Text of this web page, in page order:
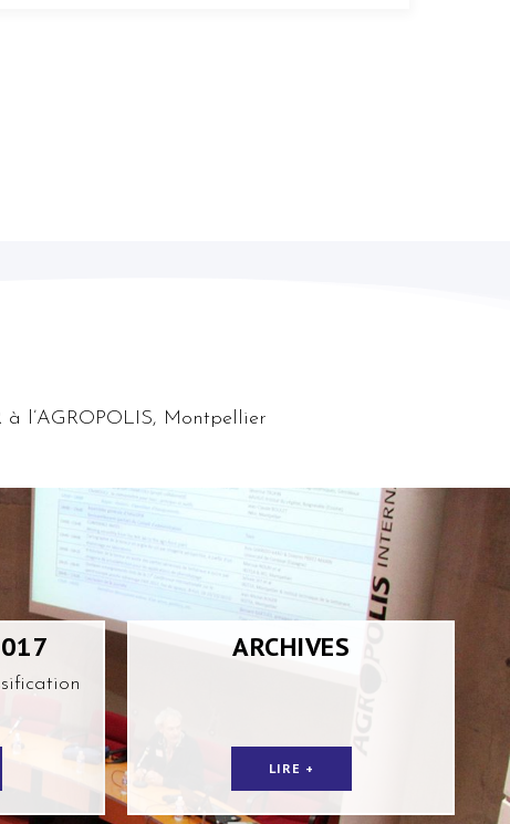
à l’AGROPOLIS, Montpellier
ARCHIVES
LIRE +